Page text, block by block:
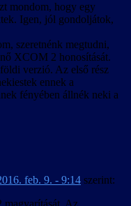
mondom, hogy egy
Igen, jól gondoljátok,
szeretnénk megtudni,
XCOM 2 honosítását.
verzió. Az első rész
ennek a
fényében állnék neki a
feb. 9. - 9:14 szerint: